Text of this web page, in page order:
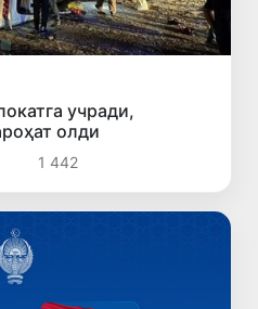
учради,
олди
1 442